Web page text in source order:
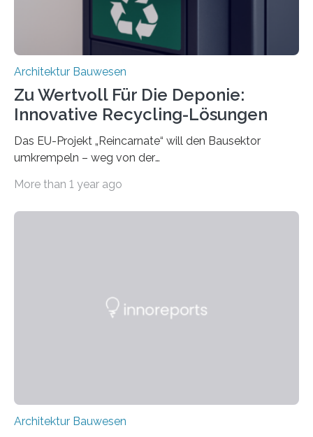
unterschiedliche Zugänge. Einerseits klebten sie…
Architektur Bauwesen
Zu Wertvoll Für Die Deponie:
Innovative Recycling-Lösungen
Das EU-Projekt „Reincarnate“ will den Bausektor
umkrempeln – weg von der
Kreislaufwirtschaft Bei dem schwedischen
Datenbank erfasst sind, neue Baustoffe kreiert werden.
More than 1 year ago
Architektur Bauwesen